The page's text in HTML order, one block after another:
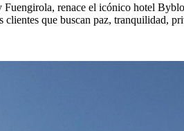
renace el icónico hotel
que buscan paz, tranquilidad,